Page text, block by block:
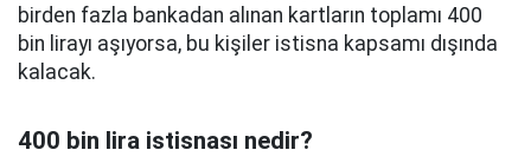
birden fazla bankadan alınan kartların toplamı 400
bin lirayı aşıyorsa, bu kişiler istisna kapsamı dışında
kalacak.
400 bin lira istisnası nedir?